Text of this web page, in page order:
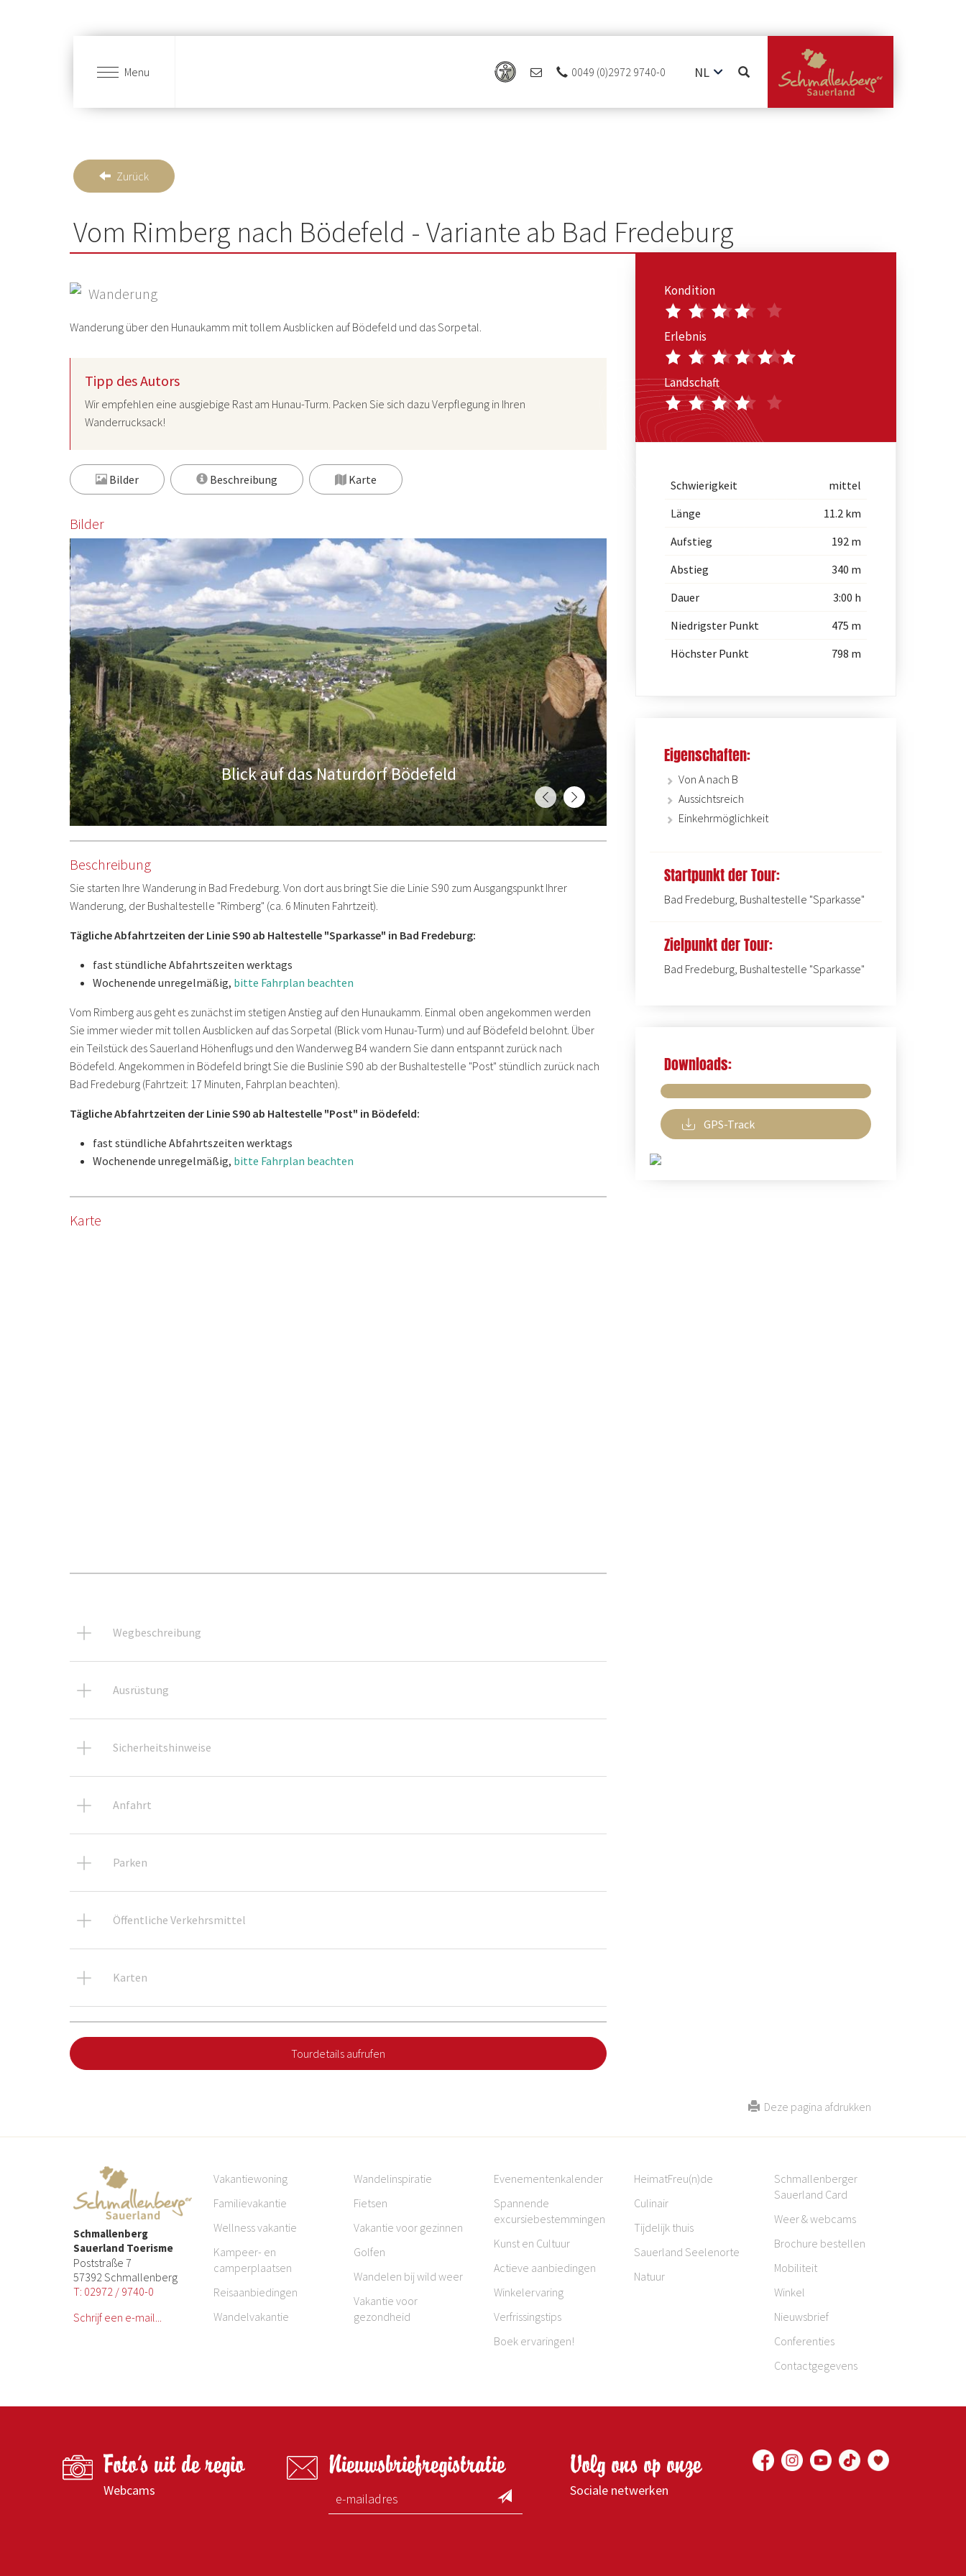
Menu 0049 (0)2972 9740-0
NL
EN
Zurück
Vom Rimberg nach Bödefeld - Variante ab Bad Fredeburg
Wanderung
Wanderung über den Hunaukamm mit tollem Ausblicken auf Bödefeld und das Sorpetal.
Tipp des Autors
Wir empfehlen eine ausgiebige Rast am Hunau-Turm. Packen Sie sich dazu Verpflegung in Ihren
Wanderrucksack!
Bilder Beschreibung Karte
Bilder
Blick auf das Naturdorf Bödefeld Unterwegs in der Ferienregion
Beschreibung
Sie starten Ihre Wanderung in Bad Fredeburg. Von dort aus bringt Sie die Linie S90 zum Ausgangspunkt Ihrer
Wanderung, der Bushaltestelle "Rimberg" (ca. 6 Minuten Fahrtzeit).
Tägliche Abfahrtzeiten der Linie S90 ab Haltestelle "Sparkasse" in Bad Fredeburg:
fast stündliche Abfahrtszeiten werktags
Wochenende unregelmäßig, bitte Fahrplan beachten
Vom Rimberg aus geht es zunächst im stetigen Anstieg auf den Hunaukamm. Einmal oben angekommen werden
Sie immer wieder mit tollen Ausblicken auf das Sorpetal (Blick vom Hunau-Turm) und auf Bödefeld belohnt. Über
ein Teilstück des Sauerland Höhenflugs und den Wanderweg B4 wandern Sie dann entspannt zurück nach
Bödefeld. Angekommen in Bödefeld bringt Sie die Buslinie S90 ab der Bushaltestelle "Post" stündlich zurück nach
Bad Fredeburg (Fahrtzeit: 17 Minuten, Fahrplan beachten).
Tägliche Abfahrtzeiten der Linie S90 ab Haltestelle "Post" in Bödefeld:
fast stündliche Abfahrtszeiten werktags
Wochenende unregelmäßig, bitte Fahrplan beachten
Karte
Wegbeschreibung
Ausrüstung
Sicherheitshinweise
Anfahrt
Parken
Öffentliche Verkehrsmittel
Karten
Tourdetails aufrufen
Kondition
Erlebnis
Landschaft
Schwierigkeit
mittel
Länge
11.2 km
Aufstieg
192 m
Abstieg
340 m
Dauer
3:00 h
Niedrigster Punkt
475 m
Höchster Punkt
798 m
Eigenschaften:
Von A nach B
Aussichtsreich
Einkehrmöglichkeit
Startpunkt der Tour:
Bad Fredeburg, Bushaltestelle "Sparkasse"
Zielpunkt der Tour:
Bad Fredeburg, Bushaltestelle "Sparkasse"
Downloads:
GPS-Track
Deze pagina afdrukken
Schmallenberg
Sauerland Toerisme
Poststraße 7
57392 Schmallenberg
T: 02972 / 9740-0
Schrijf een e-mail...
Vakantiewoning
Familievakantie
Wellness vakantie
Kampeer- en
camperplaatsen
Reisaanbiedingen
Wandelvakantie
Wandelinspiratie
Fietsen
Vakantie voor gezinnen
Golfen
Wandelen bij wild weer
Vakantie voor
gezondheid
Evenementenkalender
Spannende
excursiebestemmingen
Kunst en Cultuur
Actieve aanbiedingen
Winkelervaring
Verfrissingstips
Boek ervaringen!
HeimatFreu(n)de
Culinair
Tijdelijk thuis
Sauerland Seelenorte
Natuur
Schmallenberger
Sauerland Card
Weer & webcams
Brochure bestellen
Mobiliteit
Winkel
Nieuwsbrief
Conferenties
Contactgegevens
Foto's uit de regio
Webcams
Nieuwsbriefregistratie Volg ons op onze
Sociale netwerken